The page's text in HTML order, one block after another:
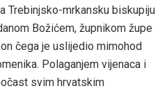
Trebinjsko-mrkansku biskupiju
Božićem, župnikom župe
čega je uslijedio mimohod
Polaganjem vijenaca i
svim hrvatskim